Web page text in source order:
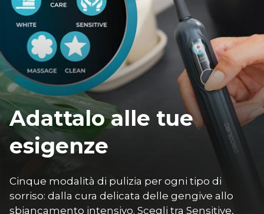
Adattalo alle tue
esigenze
Cinque modalità di pulizia per ogni tipo di
sorriso: dalla cura delicata delle gengive allo
sbiancamento intensivo. Scegli tra Sensitive,